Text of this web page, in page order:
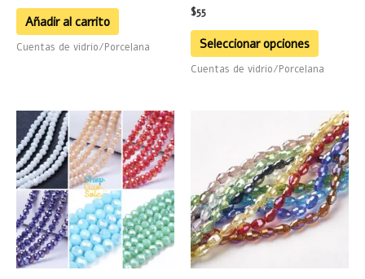
Añadir al carrito
Cuentas de vidrio/Porcelana
$55
Seleccionar opciones
página
Cuentas de vidrio/Porcelana
Este
producto
tiene
múltiples
variantes.
Las
opciones